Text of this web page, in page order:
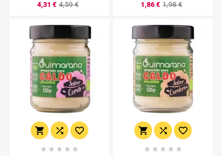
4,31 € 4,59 € 1,86 € 1,98 €
  
    
  
    